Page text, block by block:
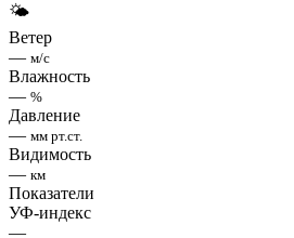
🌤
Ветер
— м/с
Влажность
— %
Давление
— мм рт.ст.
Видимость
— км
Показатели
УФ-индекс
—